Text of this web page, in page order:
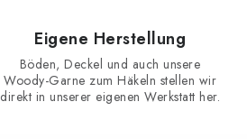
Eigene Herstellung
Böden, Deckel und auch unsere
Woody-Garne zum Häkeln stellen wir
direkt in unserer eigenen Werkstatt her.